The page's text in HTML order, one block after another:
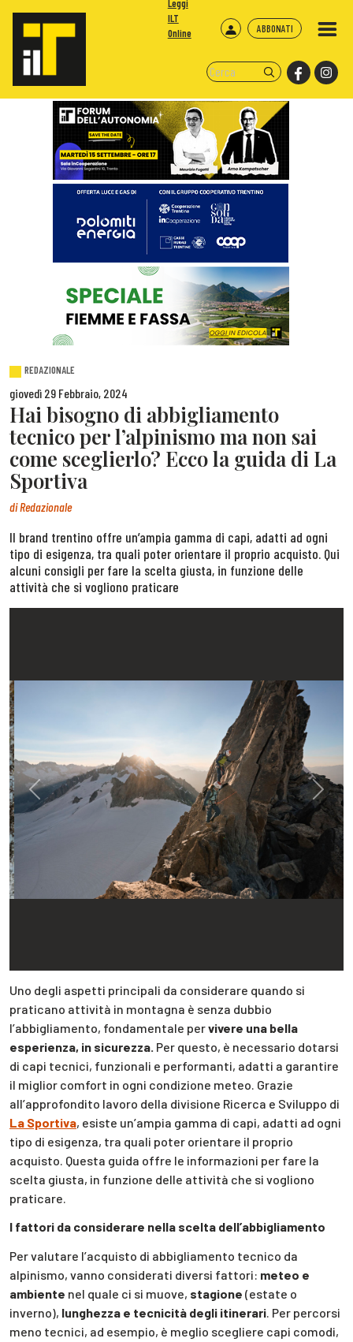
ABBONATI
Leggi
ILT
Online
REDAZIONALE
giovedì 29 Febbraio, 2024
Hai bisogno di abbigliamento
tecnico per l’alpinismo ma non sai
come sceglierlo? Ecco la guida di La
Sportiva
diRedazionale
Il brand trentino offre un’ampia gamma di capi, adatti ad ogni
tipo di esigenza, tra quali poter orientare il proprio acquisto. Qui
alcuni consigli per fare la scelta giusta, in funzione delle
attività che si vogliono praticare
Previous Next
Uno degli aspetti principali da considerare quando si
praticano attività in montagna è senza dubbio
l’abbigliamento, fondamentale pervivere una bella
esperienza, in sicurezza. Per questo, è necessario dotarsi
di capi tecnici, funzionali e performanti, adatti a garantire
il miglior comfort in ogni condizione meteo. Grazie
all’approfondito lavoro della divisione Ricerca e Sviluppo di
La Sportiva, esiste un’ampia gamma di capi, adatti ad ogni
tipo di esigenza, tra quali poter orientare il proprio
acquisto. Questa guida offre le informazioni per fare la
scelta giusta, in funzione delle attività che si vogliono
praticare.
I fattori da considerare nella scelta dell’abbigliamento
Per valutare l’acquisto di abbigliamento tecnico da
alpinismo, vanno considerati diversi fattori: meteo e
ambiente nel quale ci si muove, stagione (estate o
inverno), lunghezza e tecnicità degli itinerari. Per percorsi
meno tecnici, ad esempio, è meglio scegliere capi comodi,